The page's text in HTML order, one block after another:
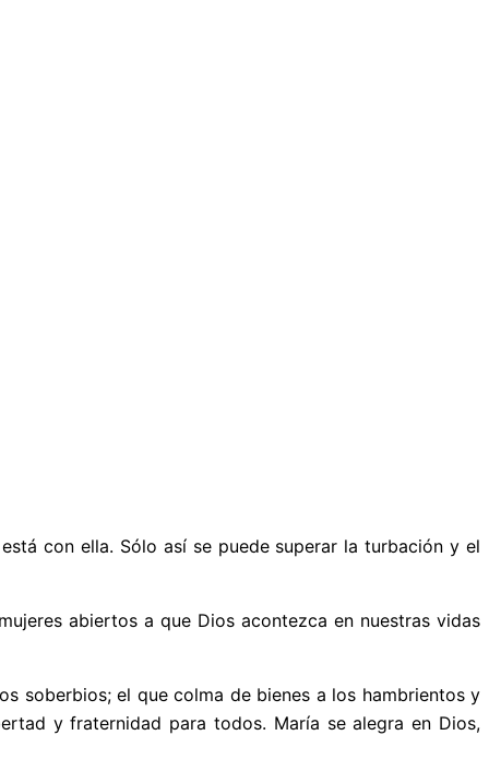
con ella. Sólo así se puede superar la turbación y el
abiertos a que Dios acontezca en nuestras vidas
soberbios; el que colma de bienes a los hambrientos y
y fraternidad para todos. María se alegra en Dios,